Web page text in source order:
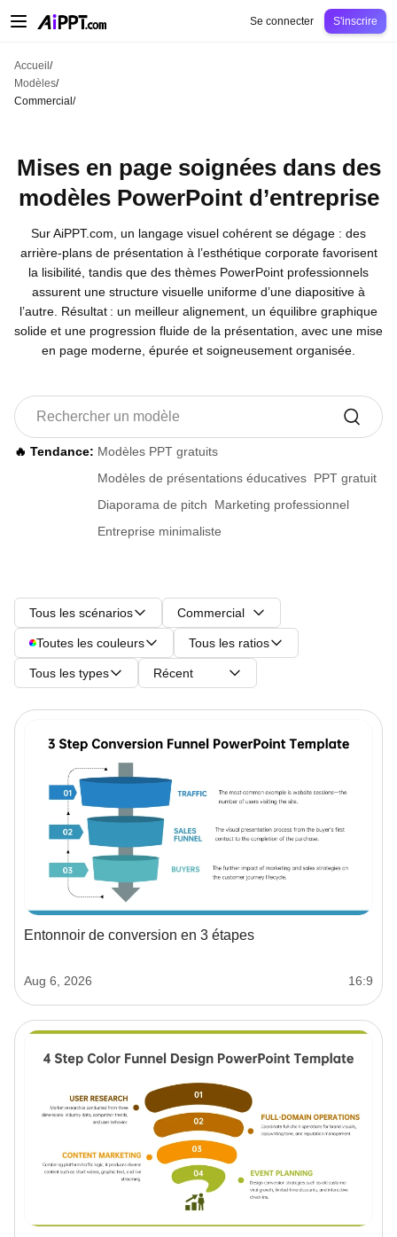
Éducation
Se connecter S'inscrire
Accueil /
Modèles/
Commercial /
Mises en page soignées dans des
modèles PowerPoint d’entreprise
Sur AiPPT.com, un langage visuel cohérent se dégage : des
arrière-plans de présentation à l’esthétique corporate favorisent
la lisibilité, tandis que des thèmes PowerPoint professionnels
assurent une structure visuelle uniforme d’une diapositive à
l’autre. Résultat : un meilleur alignement, un équilibre graphique
solide et une progression fluide de la présentation, avec une mise
en page moderne, épurée et soigneusement organisée.
🔥 Tendance: Modèles PPT gratuits
Modèles de présentations éducatives PPT gratuit
Diaporama de pitch
Marketing professionnel
Entreprise minimaliste
Tous les scénarios Commercial
Toutes les couleurs Tous les ratios
Tous les types Récent
Entonnoir de conversion en 3 étapes
Aug 6, 2026 16:9